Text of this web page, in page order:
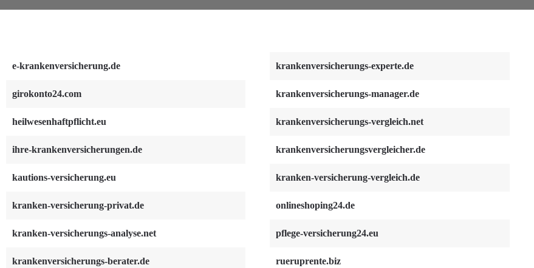
e-krankenversicherung.de
girokonto24.com
heilwesenhaftpflicht.eu
ihre-krankenversicherungen.de
kautions-versicherung.eu
kranken-versicherung-privat.de
kranken-versicherungs-analyse.net
krankenversicherungs-berater.de
krankenversicherungs-experte.de
krankenversicherungs-manager.de
krankenversicherungs-vergleich.net
krankenversicherungsvergleicher.de
kranken-versicherung-vergleich.de
onlineshoping24.de
pflege-versicherung24.eu
rueruprente.biz